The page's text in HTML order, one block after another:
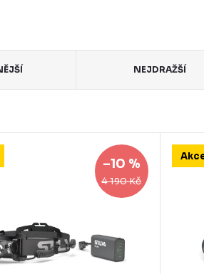
NEJDRAŽŠÍ
4 190 Kč
–10 %